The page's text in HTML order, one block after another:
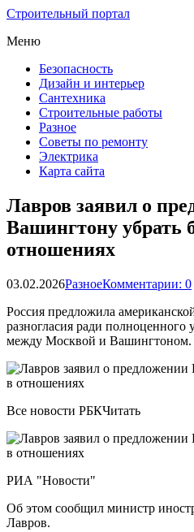
Строительный портал
Меню
Безопасность
Дизайн и интерьер
Сантехника
Строительные работы
Разное
Советы по ремонту
Электрика
Карта сайта
Лавров заявил о
Вашингтону убрать
отношениях
03.02.2026РазноеКомментарии: 0
Россия предложила
разногласия ради
между Москвой и Вашингтоном.
Все новости РБКЧитать
РИА "Новости"
Об этом сообщил министр
Лавров.